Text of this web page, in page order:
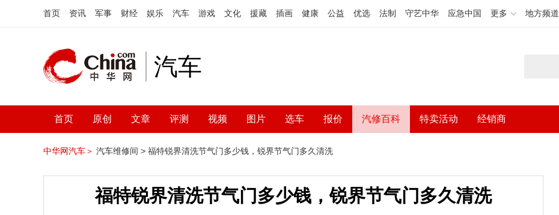
首页 资讯 军事 财经 娱乐 汽车 游戏 文化 援藏 插画 健康 公益 优选 法制 守艺中华 应急中国 更多 地方频道
汽车
首页 原创 文章 评测 视频 图片 选车 报价 汽修百科 特卖活动 经销商
中华网汽车＞ 汽车维修间 > 福特锐界清洗节气门多少钱，锐界节气门多久清洗
福特锐界清洗节气门多少钱，锐界节气门多久清洗